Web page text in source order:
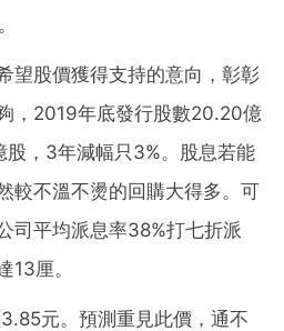
望股價獲得支持的意向，彰彰
，2019年底發行股數20.20億
股，3年減幅只3%。股息若能
較不溫不燙的回購大得多。可
司平均派息率38%打七折派
13厘。
元。預測重見此價，通不